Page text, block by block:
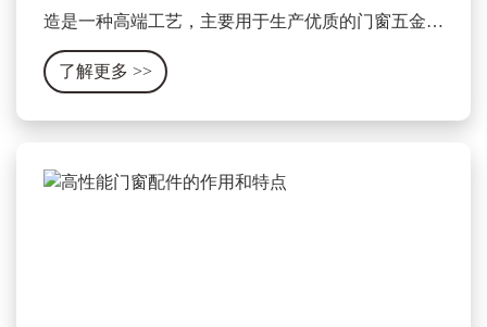
造是一种高端工艺，主要用于生产优质的门窗五金产
品。这种工艺主要包含以下几个方面：
了解更多 >>